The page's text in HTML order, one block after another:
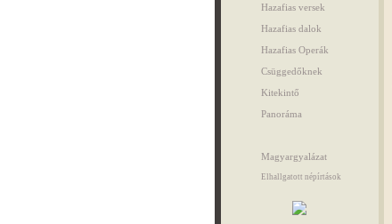
Hazafias versek
Hazafias dalok
Hazafias Operák
Csüggedőknek
Kitekintő
Panoráma
Magyargyalázat
Elhallgatott népírtások